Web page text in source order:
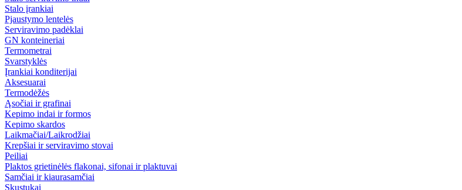
Stalo įrankiai
Pjaustymo lentelės
Serviravimo padėklai
GN konteineriai
Termometrai
Svarstyklės
Įrankiai konditerijai
Aksesuarai
Termodėžės
Ąsočiai ir grafinai
Kepimo indai ir formos
Kepimo skardos
Laikmačiai/Laikrodžiai
Krepšiai ir serviravimo stovai
Peiliai
Plaktos grietinėlės flakonai, sifonai ir plaktuvai
Samčiai ir kiaurasamčiai
Skustukai